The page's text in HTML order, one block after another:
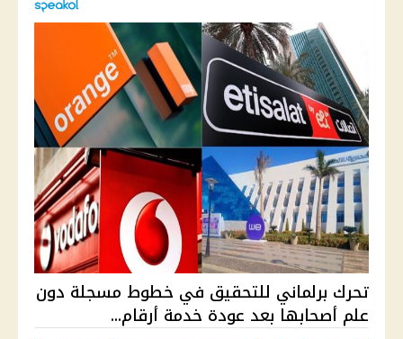
تحرك برلماني للتحقيق في خطوط مسجلة دون
علم أصحابها بعد عودة خدمة أرقام...